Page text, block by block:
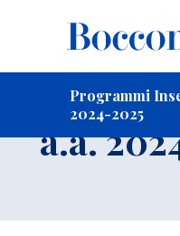
Programmi
2024-2025
a.a.